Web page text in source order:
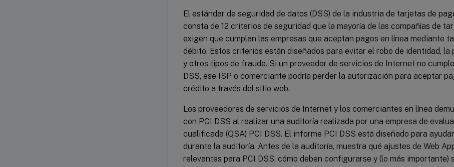
El estándar de seguridad de datos (DSS) de la industria de tarjetas de
consta de 12 criterios de seguridad que la mayoría de las compañías de
exigen que cumplan las empresas que aceptan pagos en línea mediante
débito. Estos criterios están diseñados para evitar el robo de identidad,
y otros tipos de fraude. Si un proveedor de servicios de Internet no
DSS, ese ISP o comerciante podría perder la autorización para aceptar
crédito a través del sitio web.
Los proveedores de servicios de Internet y los comerciantes en línea
con PCI DSS al realizar una auditoría realizada por una empresa de
cualificada (QSA) PCI DSS. El informe PCI DSS está diseñado para
durante la auditoría. Antes de la auditoría, muestra qué ajustes de Web
relevantes para PCI DSS, cómo deben configurarse y (lo más importante)